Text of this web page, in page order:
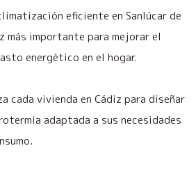
eficiente en Sanlúcar de
más importante para mejorar el
energético en el hogar.
cada vivienda en Cádiz para diseñar
adaptada a sus necesidades